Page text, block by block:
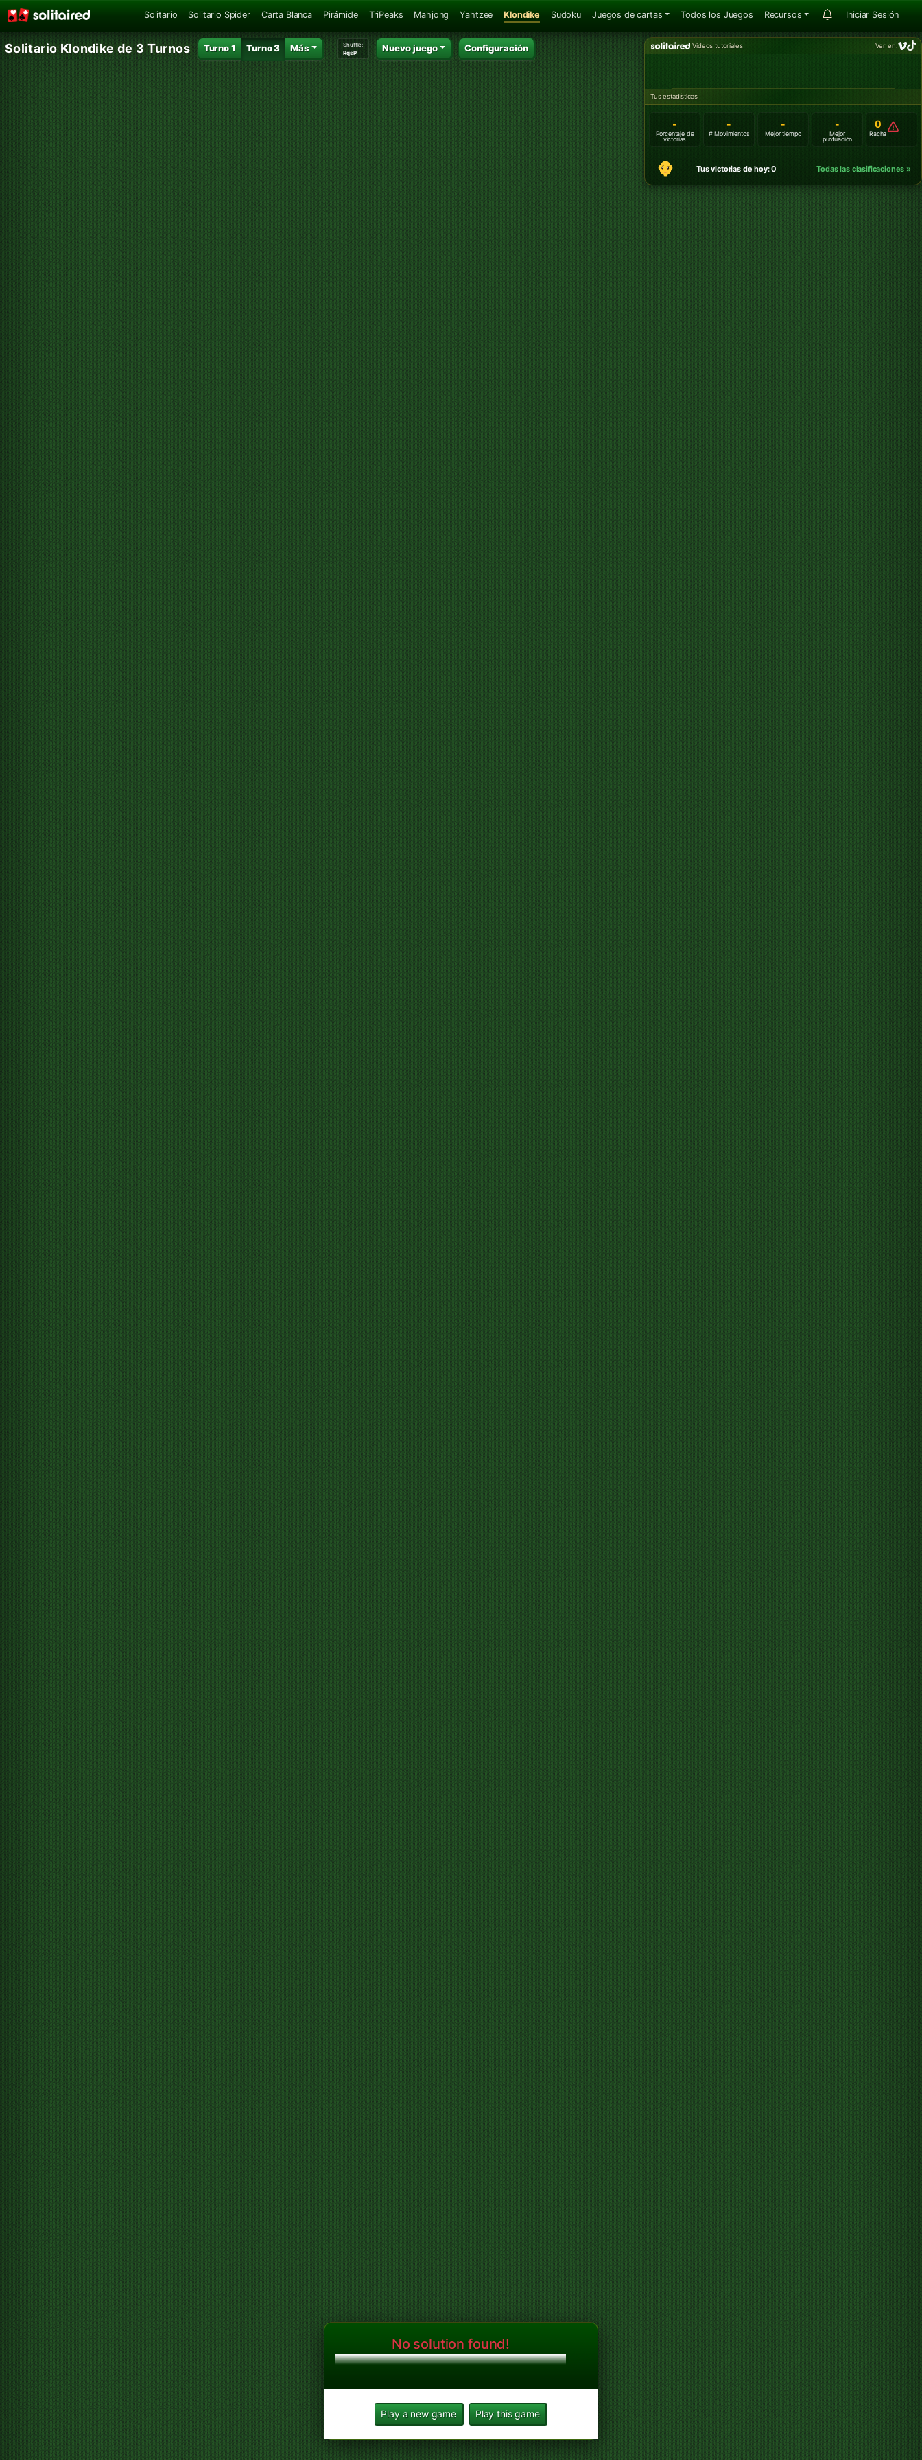
Solitario Solitario Spider Carta Blanca Pirámide TriPeaks Mahjong Yahtzee Klondike Sudoku Juegos de cartas Todos los Juegos Recursos Iniciar Sesión
Solitario Klondike de 3 Turnos Turno 1 Turno 3 Más
Shuffle:
RqsP
Nuevo juego Configuración Videos tutoriales Ver en:
Tus estadísticas
-
Porcentaje de
victorias
-
# Movimientos
-
Mejor tiempo
-
Mejor
puntuación
0
Racha
Tus victorias de hoy: 0 Todas las clasificaciones »
No solution found!
Play a new game Play this game